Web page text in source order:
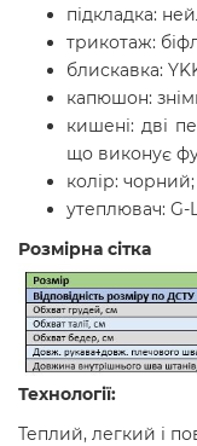
підкладка:
трикотаж:
блискавка:
капюшон:
кишені: дві
що виконує
колір: чорний;
утеплювач: G-
Розмірна сітка
Технології:
Теплий, легкий і